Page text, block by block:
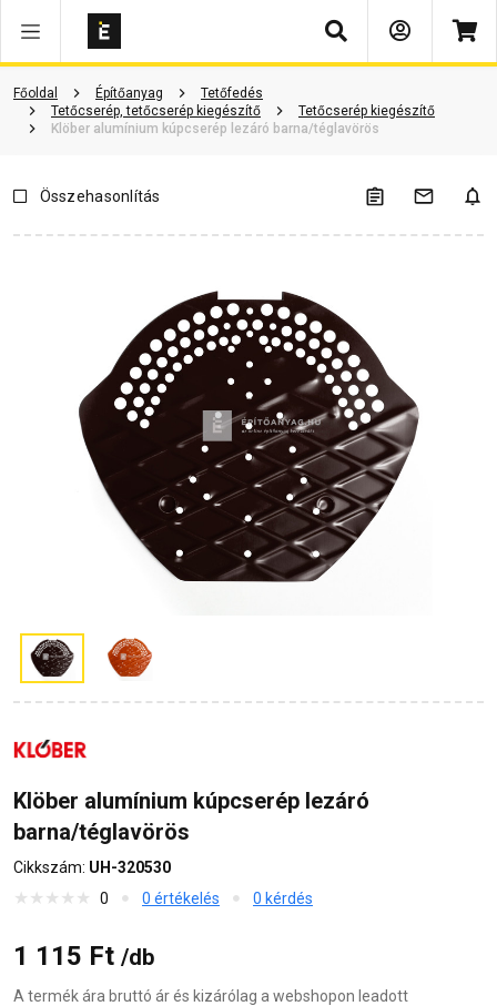
Keresés
Főoldal Építőanyag
Tetőfedés
Tetőcserép, tetőcserép kiegészítő
Tetőcserép kiegészítő
Klöber alumínium kúpcserép lezáró barna/téglavörös
Vásárlói vélemények Kérdések és válaszok Kapcsolódó cikkek
Összehasonlítás
Klöber alumínium kúpcserép lezáró
barna/téglavörös
Cikkszám: UH-320530
0
0 értékelés 0 kérdés
1 115 Ft /db
A termék ára bruttó ár és kizárólag a webshopon leadott